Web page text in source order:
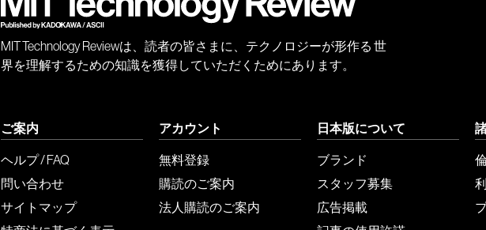
MIT Technology Reviewは、読者の皆さまに、テクノロジーが形作る 世
界を理解するための知識を獲得していただくためにあります。
ご案内
ヘルプ / FAQ
問い合わせ
サイトマップ
アカウント
無料登録
購読のご案内
法人購読のご案内
日本版について
ブランド
スタッフ募集
広告掲載